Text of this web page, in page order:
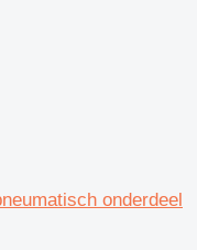
onderdeel